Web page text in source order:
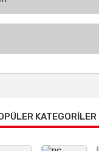
için teşekkür ederiz.
bozuk veya
KATEGORİLER